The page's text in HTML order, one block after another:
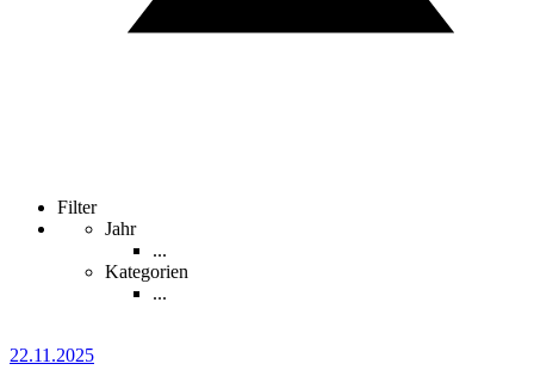
Filter
Jahr
...
Kategorien
...
22.11.2025